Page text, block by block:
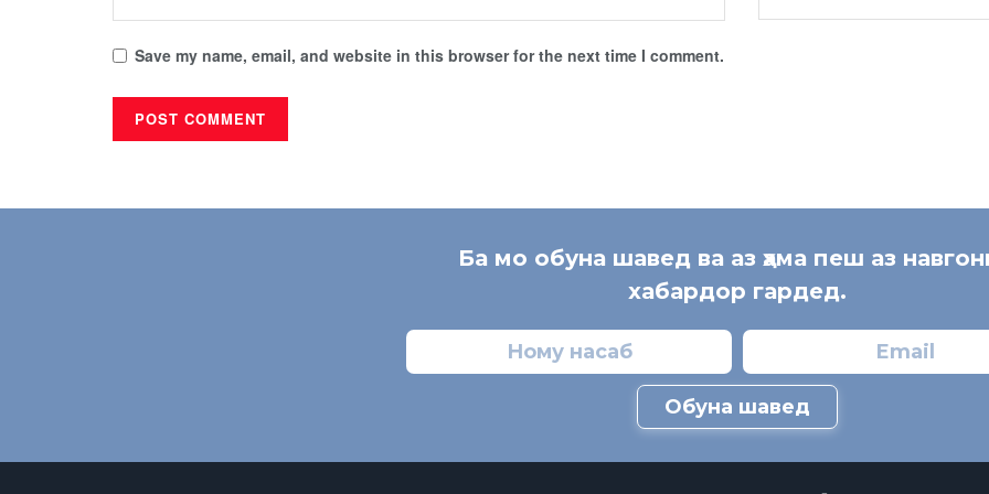
Save my name, email, and website in this browser for the next time I comment.
Ба мо обуна шавед ва аз ҳама пеш аз
хабардор гардед.
Обуна шавед